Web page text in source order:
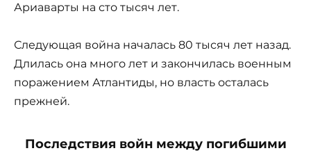
Ариаварты на сто тысяч лет.
Следующая война началась 80 тысяч лет назад.
Длилась она много лет и закончилась военным
поражением Атлантиды, но власть осталась
прежней.
Последствия войн между погибшими